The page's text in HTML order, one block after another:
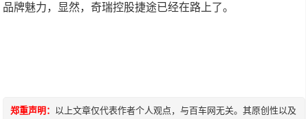
品牌魅力，显然，奇瑞控股捷途已经在路上了。
郑重声明：
以上文章仅代表作者个人观点，与百车网无关。其原创性以及